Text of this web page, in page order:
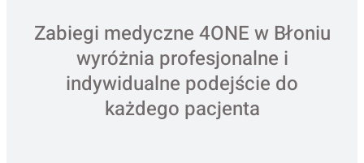
Zabiegi medyczne 4ONE w Błoniu
wyróżnia profesjonalne i
indywidualne podejście do
każdego pacjenta